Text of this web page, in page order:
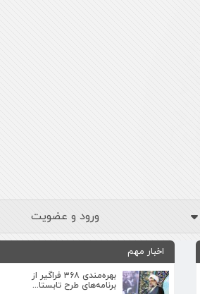
ورود و عضویت
اخبار مهم
بهره‌مندی ۳۶۸ فراگیر از
برنامه‌های طرح تابستا...